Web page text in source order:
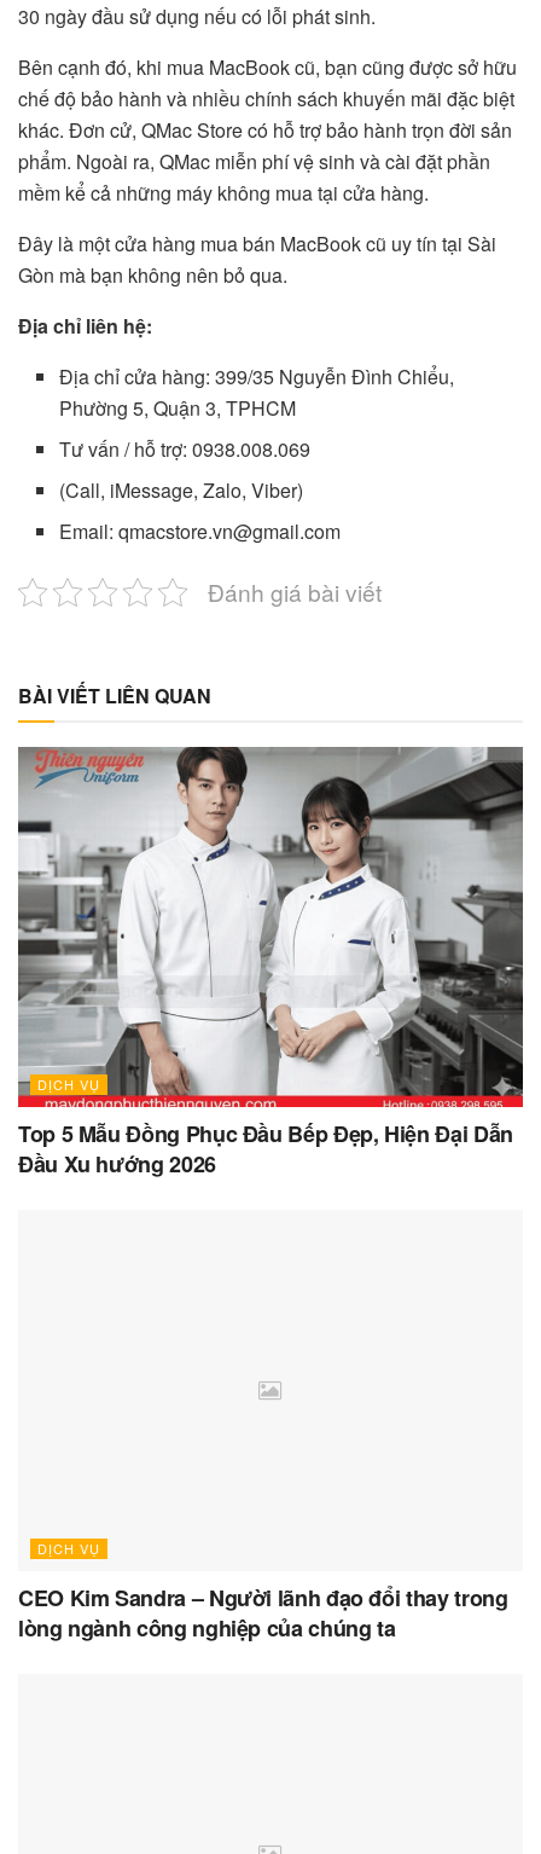
30 ngày đầu sử dụng nếu có lỗi phát sinh.
Bên cạnh đó, khi mua MacBook cũ, bạn cũng được sở hữu
chế độ bảo hành và nhiều chính sách khuyến mãi đặc biệt
khác. Đơn cử, QMac Store có hỗ trợ bảo hành trọn đời sản
phẩm. Ngoài ra, QMac miễn phí vệ sinh và cài đặt phần
mềm kể cả những máy không mua tại cửa hàng.
Đây là một cửa hàng mua bán MacBook cũ uy tín tại Sài
Gòn mà bạn không nên bỏ qua.
Địa chỉ liên hệ:
Địa chỉ cửa hàng: 399/35 Nguyễn Đình Chiểu,
Phường 5, Quận 3, TPHCM
Tư vấn / hỗ trợ: 0938.008.069
(Call, iMessage, Zalo, Viber)
Email: qmacstore.vn@gmail.com
Đánh giá bài viết
BÀI VIẾT LIÊN QUAN
DỊCH VỤ
Top 5 Mẫu Đồng Phục Đầu Bếp Đẹp, Hiện Đại Dẫn
Đầu Xu hướng 2026
DỊCH VỤ
CEO Kim Sandra – Người lãnh đạo đổi thay trong
lòng ngành công nghiệp của chúng ta